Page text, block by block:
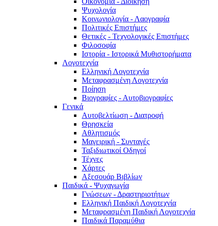
Ψυχολογία
Κοινωνιολογία - Λαογραφία
Πολιτικές Eπιστήμες
Θετικές - Τεχνολογικές Επιστήμες
Φιλοσοφία
Ιστορία - Ιστορικά Μυθιστορήματα
Λογοτεχνία
Ελληνική Λογοτεχνία
Μεταφρασμένη Λογοτεχνία
Ποίηση
Βιογραφίες - Αυτοβιογραφίες
Γενικά
Αυτοβελτίωση - Διατροφή
Θρησκεία
Αθλητισμός
Μαγειρική - Συνταγές
Ταξιδιωτικοί Οδηγοί
Τέχνες
Χάρτες
Αξεσουάρ Βιβλίων
Παιδικά - Ψυχαγωγία
Γνώσεων - Δραστηριοτήτων
Ελληνική Παιδική Λογοτεχνία
Μεταφρασμένη Παιδική Λογοτεχνία
Παιδικά Παραμύθια